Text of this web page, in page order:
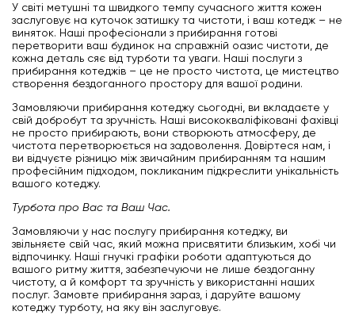
У світі метушні та швидкого темпу сучасного життя кожен
заслуговує на куточок затишку та чистоти, і ваш котедж – не
виняток. Наші професіонали з прибирання готові
перетворити ваш будинок на справжній оазис чистоти, де
кожна деталь сяє від турботи та уваги. Наші послуги з
прибирання котеджів – це не просто чистота, це мистецтво
створення бездоганного простору для вашої родини.
Замовляючи прибирання котеджу сьогодні, ви вкладаєте у
свій добробут та зручність. Наші висококваліфіковані фахівці
не просто прибирають, вони створюють атмосферу, де
чистота перетворюється на задоволення. Довіртеся нам, і
ви відчуєте різницю між звичайним прибиранням та нашим
професійним підходом, покликаним підкреслити унікальність
вашого котеджу.
Турбота про Вас та Ваш Час.
Замовляючи у нас послугу прибирання котеджу, ви
звільняєте свій час, який можна присвятити близьким, хобі чи
відпочинку. Наші гнучкі графіки роботи адаптуються до
вашого ритму життя, забезпечуючи не лише бездоганну
чистоту, а й комфорт та зручність у використанні наших
послуг. Замовте прибирання зараз, і даруйте вашому
котеджу турботу, на яку він заслуговує.